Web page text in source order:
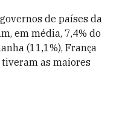
de países da
em média, 7,4% do
(11,1%), França
tiveram as maiores